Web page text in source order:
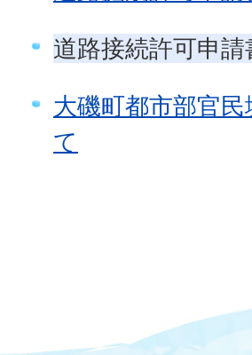
道路接続許可申請
大磯町都市部官
て